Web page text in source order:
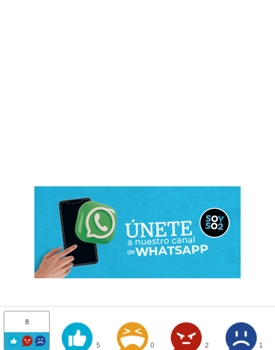
8
5 0 2 1